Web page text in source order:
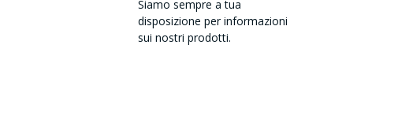
Siamo sempre a tua
disposizione per informazioni
sui nostri prodotti.